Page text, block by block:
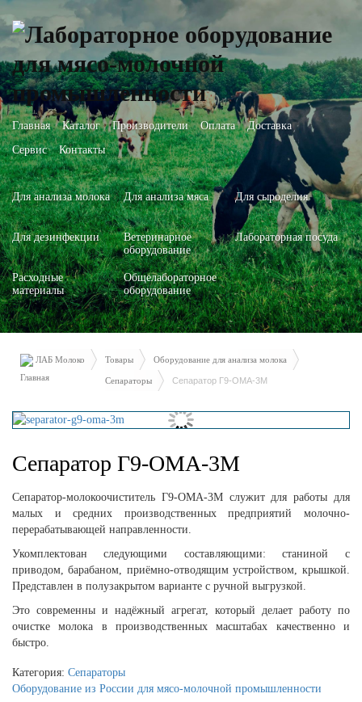
Главная Каталог Производители Оплата
Доставка
Сервис
Контакты
Для анализа молока Для анализа мяса Для сыроделия
Для дезинфекции
Ветеринарное
оборудование
Лабораторная посуда
Расходные
материалы
Общелабораторное
оборудование
ЛАБ Молоко Товары Оборудование для анализа молока
Сепараторы Сепаратор Г9-ОМА-3M
Сепаратор Г9-ОМА-3M
Сепаратор-молокоочиститель Г9-ОМА-3М служит для работы для
малых и средних производственных предприятий молочно-
перерабатывающей направленности.
Укомплектован следующими составляющими: станиной с
приводом, барабаном, приёмно-отводящим устройством, крышкой.
Представлен в полузакрытом варианте с ручной выгрузкой.
Это современны и надёжный агрегат, который делает работу по
очистке молока в производственных масштабах качественно и
быстро.
Категория: Сепараторы
Оборудование из России для мясо-молочной промышленности